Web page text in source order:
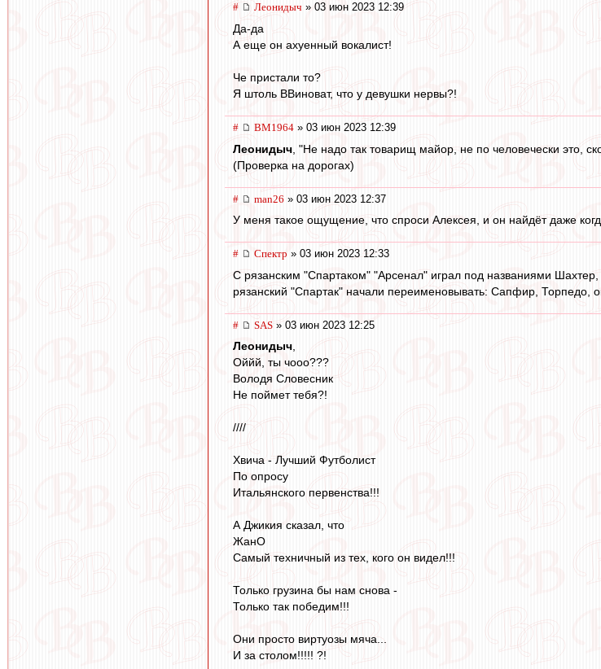
# Леонидыч » 03 июн 2023 12:39
Да-да
А еще он ахуенный вокалист!
Че пристали то?
Я штоль ВВиноват, что у девушки нервы?!
# BM1964 » 03 июн 2023 12:39
Леонидыч , "Не надо так товарищ майор, не по человечески это,
(Проверка на дорогах)
# man26 » 03 июн 2023 12:37
У меня такое ощущение, что спроси Алексея, и он найдёт даже
# Спектр » 03 июн 2023 12:33
С рязанским "Спартаком" "Арсенал" играл под названиями
рязанский "Спартак" начали переименовывать: Сапфир, Торпедо,
# SAS » 03 июн 2023 12:25
Леонидыч,
Оййй, ты чооо???
Володя Словесник
Не поймет тебя?!
////
Хвича - Лучший Футболист
По опросу
Итальянского первенства!!!
А Джикия сказал, что
ЖанО
Самый техничный из тех, кого он видел!!!
Только грузина бы нам снова -
Только так победим!!!
Они просто виртуозы мяча...
И за столом!!!!! ?!